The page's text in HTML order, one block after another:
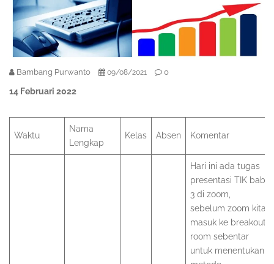
Bambang Purwanto 09/08/2021 0
14 Februari 2022
Waktu
Nama
Lengkap
Kelas Absen Komentar
Hari ini ada tugas
presentasi TIK bab
3 di zoom,
sebelum zoom kita
masuk ke breakout
room sebentar
untuk menentukan